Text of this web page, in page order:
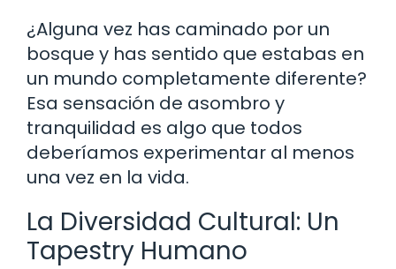
¿Alguna vez has caminado por un
bosque y has sentido que estabas en
un mundo completamente diferente?
Esa sensación de asombro y
tranquilidad es algo que todos
deberíamos experimentar al menos
una vez en la vida.
La Diversidad Cultural: Un
Tapestry Humano